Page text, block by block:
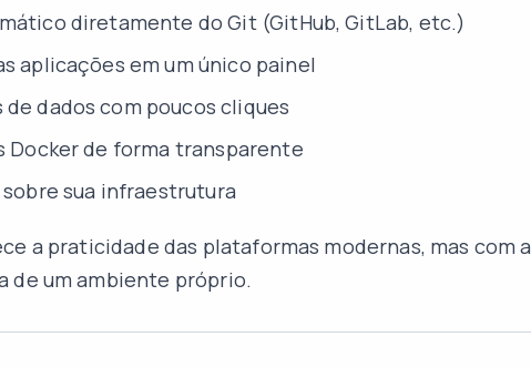
diretamente do Git (GitHub, GitLab, etc.)
aplicações em um único painel
dados com poucos cliques
Docker de forma transparente
sua infraestrutura
a praticidade das plataformas modernas, mas com a
de um ambiente próprio.